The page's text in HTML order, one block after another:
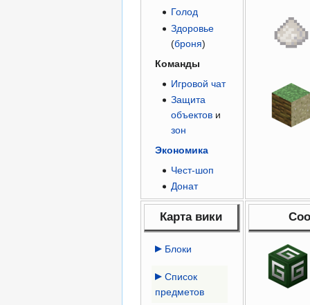
Голод
Здоровье
(броня)
Команды
Игровой чат
Защита
объектови
зон
Экономика
Чест-шоп
Донат
Карта вики
Блоки
Список
предметов